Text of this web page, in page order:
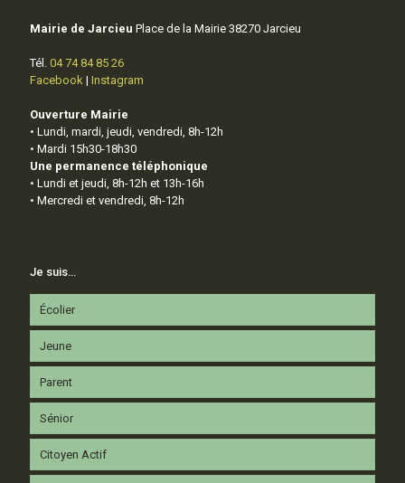
Mairie de Jarcieu Place de la Mairie 38270 Jarcieu
Tél. 04 74 84 85 26
Facebook | Instagram
Ouverture Mairie
• Lundi, mardi, jeudi, vendredi, 8h-12h
• Mardi 15h30-18h30
Une permanence téléphonique
• Lundi et jeudi, 8h-12h et 13h-16h
• Mercredi et vendredi, 8h-12h
Je suis…
Écolier
Jeune
Parent
Sénior
Citoyen Actif